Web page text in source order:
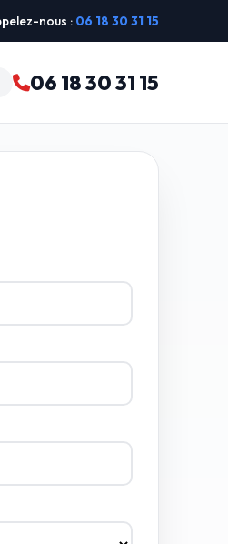
nous : 06 18 30 31 15
06 18 30 31 15